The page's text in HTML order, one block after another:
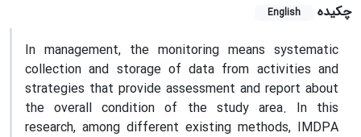
چکیده
English
In management, the monitoring means systematic
collection and storage of data from activities and
strategies that provide assessment and report about
the overall condition of the study area. In this
research, among different existing methods, IMDPA